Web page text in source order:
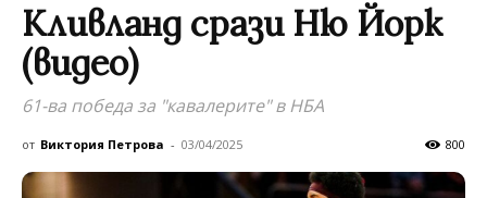
Кливланд срази Ню Йорк
(видео)
61-ва победа за "кавалерите" в НБА
от Виктория Петрова - 03/04/2025 800